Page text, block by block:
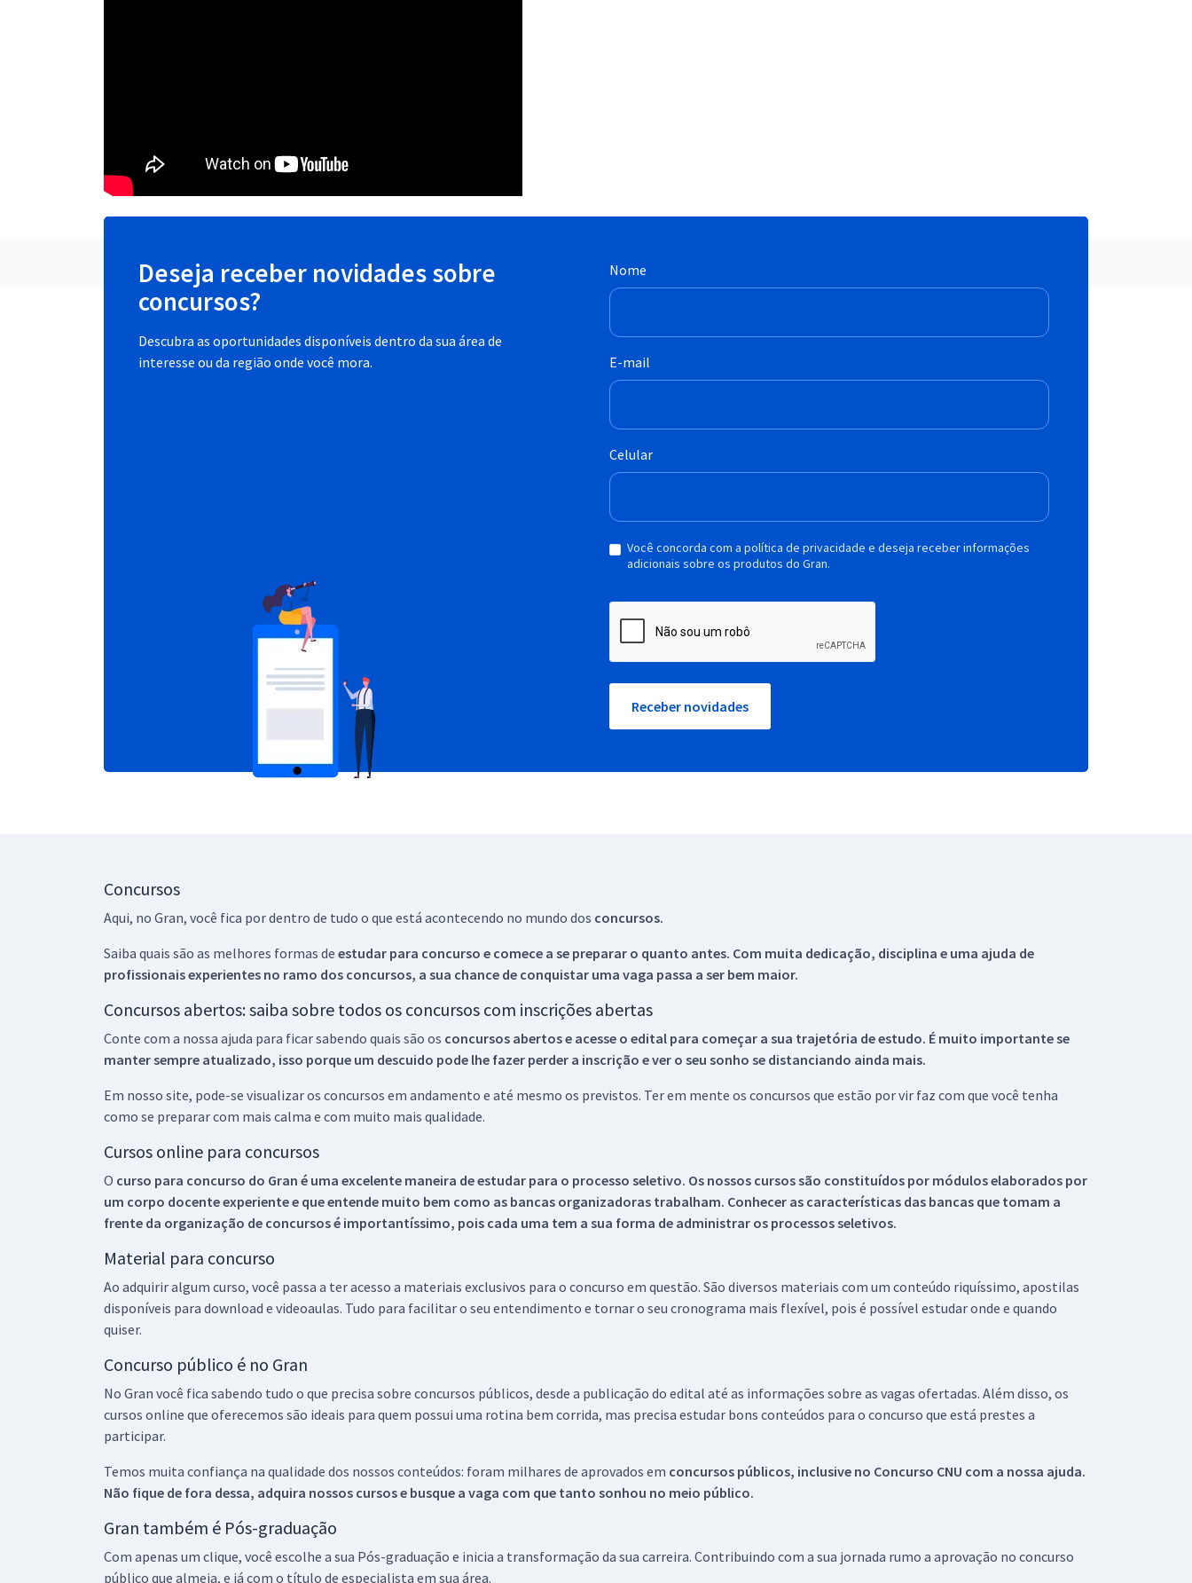
Deseja receber novidades sobre
concursos?
Descubra as oportunidades disponíveis dentro da sua área de
interesse ou da região onde você mora.
Nome
E-mail
Celular
Você concorda com a política de privacidade e deseja receber informações
adicionais sobre os produtos do Gran.
Receber novidades
Concursos
Aqui, no Gran, você fica por dentro de tudo o que está acontecendo no mundo dos concursos.
Saiba quais são as melhores formas de estudar para concurso e comece a se preparar o quanto antes. Com muita dedicação, disciplina e uma ajuda de
profissionais experientes no ramo dos concursos, a sua chance de conquistar uma vaga passa a ser bem maior.
Concursos abertos: saiba sobre todos os concursos com inscrições abertas
Conte com a nossa ajuda para ficar sabendo quais são os concursos abertos e acesse o edital para começar a sua trajetória de estudo. É muito importante se
manter sempre atualizado, isso porque um descuido pode lhe fazer perder a inscrição e ver o seu sonho se distanciando ainda mais.
Em nosso site, pode-se visualizar os concursos em andamento e até mesmo os previstos. Ter em mente os concursos que estão por vir faz com que você tenha
como se preparar com mais calma e com muito mais qualidade.
Cursos online para concursos
O curso para concurso do Gran é uma excelente maneira de estudar para o processo seletivo. Os nossos cursos são constituídos por módulos elaborados por
um corpo docente experiente e que entende muito bem como as bancas organizadoras trabalham. Conhecer as características das bancas que tomam a
frente da organização de concursos é importantíssimo, pois cada uma tem a sua forma de administrar os processos seletivos.
Material para concurso
Ao adquirir algum curso, você passa a ter acesso a materiais exclusivos para o concurso em questão. São diversos materiais com um conteúdo riquíssimo, apostilas
disponíveis para download e videoaulas. Tudo para facilitar o seu entendimento e tornar o seu cronograma mais flexível, pois é possível estudar onde e quando
quiser.
Concurso público é no Gran
No Gran você fica sabendo tudo o que precisa sobre concursos públicos, desde a publicação do edital até as informações sobre as vagas ofertadas. Além disso, os
cursos online que oferecemos são ideais para quem possui uma rotina bem corrida, mas precisa estudar bons conteúdos para o concurso que está prestes a
participar.
Temos muita confiança na qualidade dos nossos conteúdos: foram milhares de aprovados em concursos públicos, inclusive no Concurso CNU com a nossa ajuda.
Não fique de fora dessa, adquira nossos cursos e busque a vaga com que tanto sonhou no meio público.
Gran também é Pós-graduação
Com apenas um clique, você escolhe a sua Pós-graduação e inicia a transformação da sua carreira. Contribuindo com a sua jornada rumo a aprovação no concurso
público que almeja, e já com o título de especialista em sua área.